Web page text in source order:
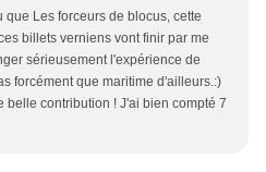
que Les forceurs de blocus, cette
billets verniens vont finir par me
sérieusement l'expérience de
forcément que maritime d'ailleurs.:)
belle contribution ! J'ai bien compté 7